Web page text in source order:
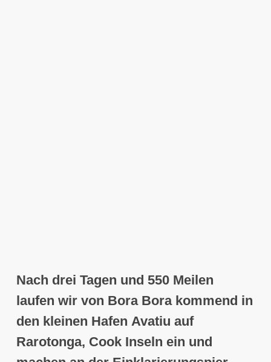
Nach drei Tagen und 550 Meilen
laufen wir von Bora Bora kommend in
den kleinen Hafen Avatiu auf
Rarotonga, Cook Inseln ein und